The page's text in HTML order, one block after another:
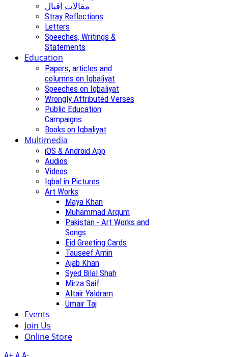
مقالات اقبال
Stray Reflections
Letters
Speeches, Writings &
Statements
Education
Papers, articles and
columns on Iqbaliyat
Speeches on Iqbaliyat
Wrongly Attributed Verses
Public Education
Campaigns
Books on Iqbaliyat
Multimedia
iOS & Android App
Audios
Videos
Iqbal in Pictures
Art Works
Maya Khan
Muhammad Arqum
Pakistan - Art Works and
Songs
Eid Greeting Cards
Tauseef Amin
Ajab Khan
Syed Bilal Shah
Mirza Saif
Altair Yaldram
Umair Taj
Events
Join Us
Online Store